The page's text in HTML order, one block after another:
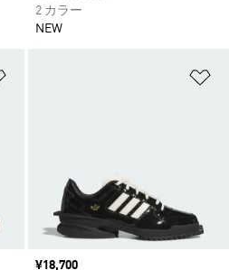
2 カラー
NEW
価格
¥18,700